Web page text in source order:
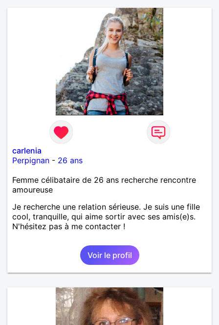
carlenia
Perpignan - 26 ans
Femme célibataire de 26 ans recherche rencontre
amoureuse
Je recherche une relation sérieuse. Je suis une fille
cool, tranquille, qui aime sortir avec ses amis(e)s.
N'hésitez pas à me contacter !
Voir le profil